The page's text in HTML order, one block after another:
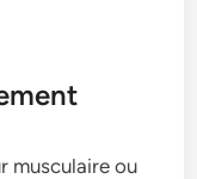
musculaire ou